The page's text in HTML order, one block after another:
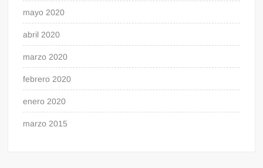
mayo 2020
abril 2020
marzo 2020
febrero 2020
enero 2020
marzo 2015